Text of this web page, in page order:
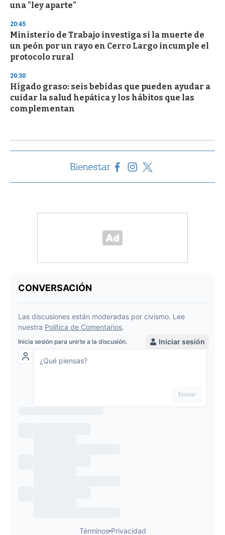
una "ley aparte"
20:45
Ministerio de Trabajo investiga si la muerte de
un peón por un rayo en Cerro Largo incumple el
protocolo rural
20:30
Hígado graso: seis bebidas que pueden ayudar a
cuidar la salud hepática y los hábitos que las
complementan